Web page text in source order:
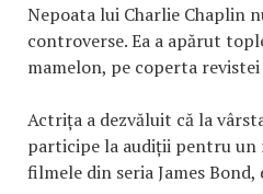
Nepoata lui Charlie Chaplin
controverse. Ea a apărut
mamelon, pe coperta
Actrița a dezvăluit că la
participe la audiții pentru
filmele din seria James